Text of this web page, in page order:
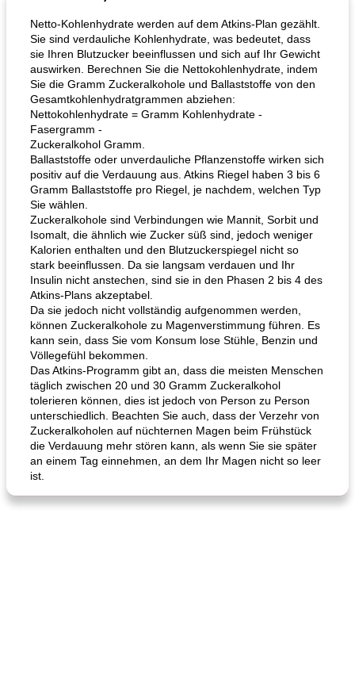
Hühnchen, Süßkartoffelsuppe
Netto-Kohlenhydrate werden auf dem Atkins-Plan gezählt.
Sie sind verdauliche Kohlenhydrate, was bedeutet, dass
sie Ihren Blutzucker beeinflussen und sich auf Ihr Gewicht
auswirken. Berechnen Sie die Nettokohlenhydrate, indem
Sie die Gramm Zuckeralkohole und Ballaststoffe von den
Gesamtkohlenhydratgrammen abziehen:
Nettokohlenhydrate = Gramm Kohlenhydrate -
Fasergramm -
Zuckeralkohol Gramm.
Ballaststoffe oder unverdauliche Pflanzenstoffe wirken sich
positiv auf die Verdauung aus. Atkins Riegel haben 3 bis 6
Gramm Ballaststoffe pro Riegel, je nachdem, welchen Typ
Sie wählen.
Zuckeralkohole sind Verbindungen wie Mannit, Sorbit und
Isomalt, die ähnlich wie Zucker süß sind, jedoch weniger
Kalorien enthalten und den Blutzuckerspiegel nicht so
stark beeinflussen. Da sie langsam verdauen und Ihr
Insulin nicht anstechen, sind sie in den Phasen 2 bis 4 des
Atkins-Plans akzeptabel.
Da sie jedoch nicht vollständig aufgenommen werden,
können Zuckeralkohole zu Magenverstimmung führen. Es
kann sein, dass Sie vom Konsum lose Stühle, Benzin und
Völlegefühl bekommen.
Das Atkins-Programm gibt an, dass die meisten Menschen
täglich zwischen 20 und 30 Gramm Zuckeralkohol
tolerieren können, dies ist jedoch von Person zu Person
unterschiedlich. Beachten Sie auch, dass der Verzehr von
Zuckeralkoholen auf nüchternen Magen beim Frühstück
die Verdauung mehr stören kann, als wenn Sie sie später
an einem Tag einnehmen, an dem Ihr Magen nicht so leer
ist.